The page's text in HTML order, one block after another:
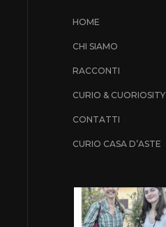
HOME
CHI SIAMO
RACCONTI
CURIO & CUORIOSITY
CONTATTI
CURIO CASA D’ASTE